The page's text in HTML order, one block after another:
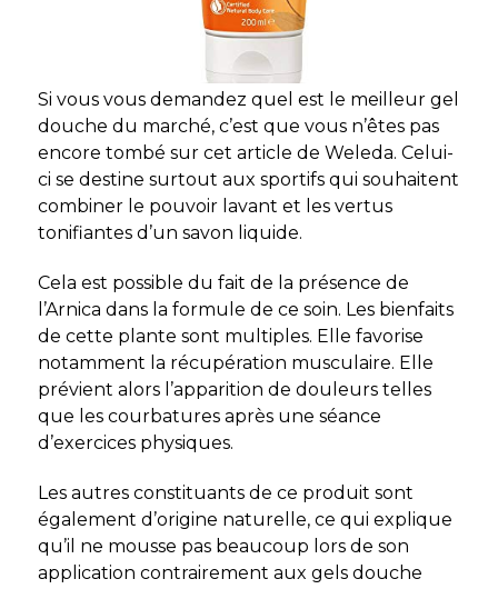
Si vous vous demandez quel est le meilleur gel
douche du marché, c’est que vous n’êtes pas
encore tombé sur cet article de Weleda. Celui-
ci se destine surtout aux sportifs qui souhaitent
combiner le pouvoir lavant et les vertus
tonifiantes d’un savon liquide.
Cela est possible du fait de la présence de
l’Arnica dans la formule de ce soin. Les bienfaits
de cette plante sont multiples. Elle favorise
notamment la récupération musculaire. Elle
prévient alors l’apparition de douleurs telles
que les courbatures après une séance
d’exercices physiques.
Les autres constituants de ce produit sont
également d’origine naturelle, ce qui explique
qu’il ne mousse pas beaucoup lors de son
application contrairement aux gels douche